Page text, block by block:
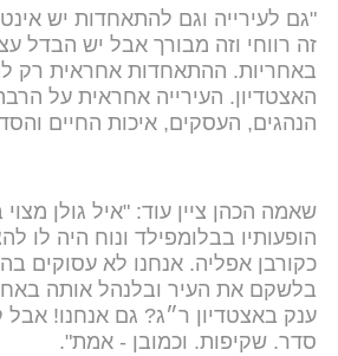
"גם לעירייה וגם להתאחדות יש
זה רווחי וזה מבורך אבל יש הבדל
באחריות. ההתאחדות אחראית רק
האצטדיון. העירייה אחראית על
הנהגים, העסקים, איכות החיים
שאמה הכהן ציין עוד: "איל גולן
הופעותיו בבלומפילד ונוח היה לו
כקורבן אפליה. אנחנו לא עסוקים
בלשקם את העיר ובלנהל אותה
ענק באצטדיון ר״ג? גם אנחנו! אבל
סדר. שקיפות. וכמובן - אמת".